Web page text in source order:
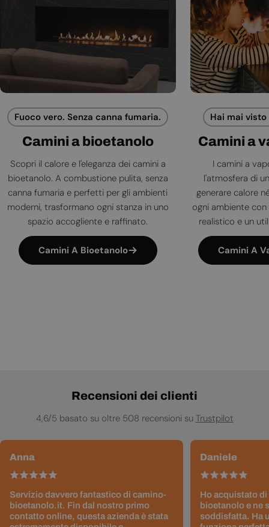
Fuoco vero. Senza canna fumaria.
Camini a bioetanolo
Scopri il calore e l'eleganza dei camini a
bioetanolo. A combustione pulita, senza
canna fumaria e perfetti per gli ambienti
moderni, trasformano ogni stanza in uno
spazio accogliente e raffinato.
Camini A Bioetanolo
Hai mai
Camini a
I camini a
l'atmosfera di
generare calore
ogni ambiente
realistico e un
Camini A
Recensioni dei clienti
4,6/5 basato su oltre 508 recensioni su Trustpilot
Anna
Servizio davvero fantastico di camino-
bioetanolo.it. Fin dal nostro primo
contatto online, questa azienda è stata
Daniele
Ho acquistato di
bioetanolo e ne
soddisfatta. Ha